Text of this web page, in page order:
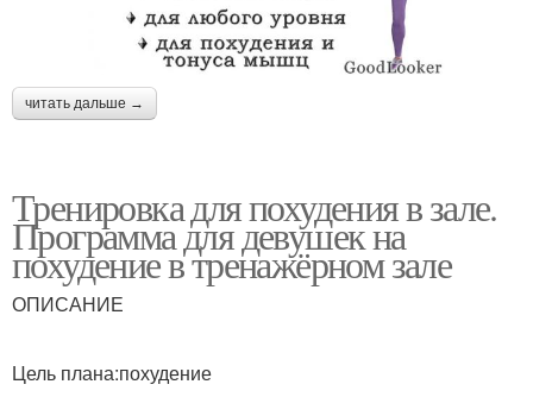
читать дальше →
Тренировка для похудения в зале.
Программа для девушек на
похудение в тренажёрном зале
ОПИСАНИЕ
Цель плана:похудение